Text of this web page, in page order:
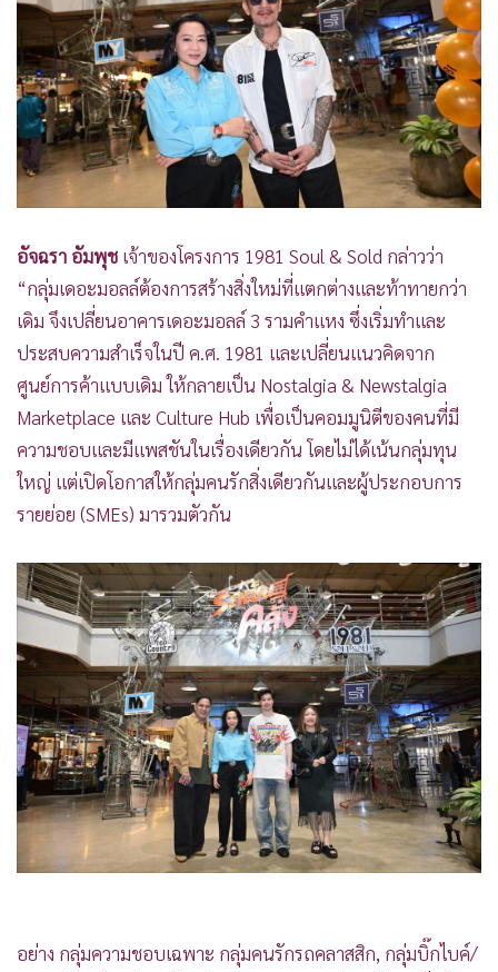
กองทุนรวม
Celeb Online
• Factcheck
• ญี่ปุ่น
• News1
Gotomanager
อัจฉรา อัมพุช เจ้าของโครงการ 1981 Soul & Sold กล่าวว่า
“กลุ่มเดอะมอลล์ต้องการสร้างสิ่งใหม่ที่แตกต่างและท้าทายกว่า
เดิม จึงเปลี่ยนอาคารเดอะมอลล์ 3 รามคำแหง ซึ่งเริ่มทำและ
ประสบความสำเร็จในปี ค.ศ. 1981 และเปลี่ยนแนวคิดจาก
ศูนย์การค้าแบบเดิม ให้กลายเป็น Nostalgia & Newstalgia
Marketplace และ Culture Hub เพื่อเป็นคอมมูนิตีของคนที่มี
ความชอบและมีแพสชันในเรื่องเดียวกัน โดยไม่ได้เน้นกลุ่มทุน
ใหญ่ แต่เปิดโอกาสให้กลุ่มคนรักสิ่งเดียวกันและผู้ประกอบการ
รายย่อย (SMEs) มารวมตัวกัน
อย่าง กลุ่มความชอบเฉพาะ กลุ่มคนรักรถคลาสสิก, กลุ่มบิ๊กไบค์/